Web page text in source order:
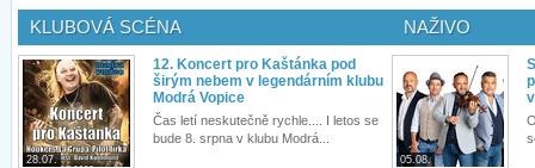
KLUBOVÁ SCÉNA
28.07.
12. Koncert pro Kaštánka pod
širým nebem v legendárním klubu
Modrá Vopice
Čas letí neskutečně rychle.... I letos se
bude 8. srpna v klubu Modrá...
NAŽIVO
05.08.